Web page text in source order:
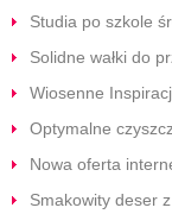
Studia po szkole
Solidne wałki do
Wiosenne
Optymalne
Nowa oferta
Smakowity deser